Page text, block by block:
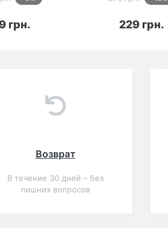
грн. 229 грн.
В корзину